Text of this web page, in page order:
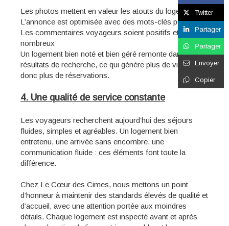
Les photos mettent en valeur les atouts du logement
L’annonce est optimisée avec des mots-clés pertinents
Les commentaires voyageurs soient positifs et
nombreux
Un logement bien noté et bien géré remonte dans les
résultats de recherche, ce qui génère plus de visibilité et
donc plus de réservations.
4. Une qualité de service constante
Les voyageurs recherchent aujourd’hui des séjours
fluides, simples et agréables. Un logement bien
entretenu, une arrivée sans encombre, une
communication fluide : ces éléments font toute la
différence.
Chez Le Cœur des Cimes, nous mettons un point
d’honneur à maintenir des standards élevés de qualité et
d’accueil, avec une attention portée aux moindres
détails. Chaque logement est inspecté avant et après
Twitter
Partager
Partager
Envoyer
Copier